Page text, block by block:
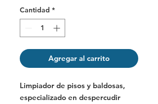
Cantidad *
Agregar al carrito
Limpiador de pisos y baldosas,
especializado en despercudir